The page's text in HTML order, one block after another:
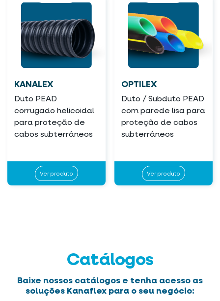
KANALEX
Duto PEAD
corrugado helicoidal
para proteção de
cabos subterrâneos
Ver produto
OPTILEX
Duto / Subduto PEAD
com parede lisa para
proteção de cabos
subterrâneos
Ver produto
Catálogos
Baixe nossos catálogos e tenha acesso as
soluções Kanaflex para o seu negócio: